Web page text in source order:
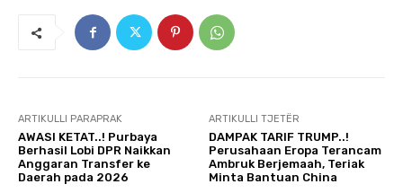
ARTIKULLI PARAPRAK
AWASI KETAT..! Purbaya
Berhasil Lobi DPR Naikkan
Anggaran Transfer ke
Daerah pada 2026
ARTIKULLI TJETËR
DAMPAK TARIF TRUMP..!
Perusahaan Eropa Terancam
Ambruk Berjemaah, Teriak
Minta Bantuan China